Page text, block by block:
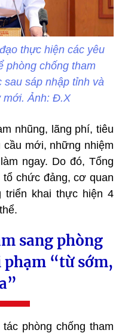
thực hiện các yêu
phòng chống tham
sáp nhập tỉnh và
mới. Ảnh: Đ.X
nhũng, lãng phí, tiêu
mới, những nhiệm
ngay. Do đó, Tổng
chức đảng, cơ quan
triển khai thực hiện 4
sang phòng
phạm “từ sớm,
phòng chống tham